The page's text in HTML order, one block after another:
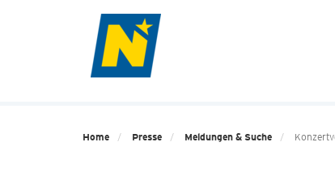
Home Presse Meldungen & Suche